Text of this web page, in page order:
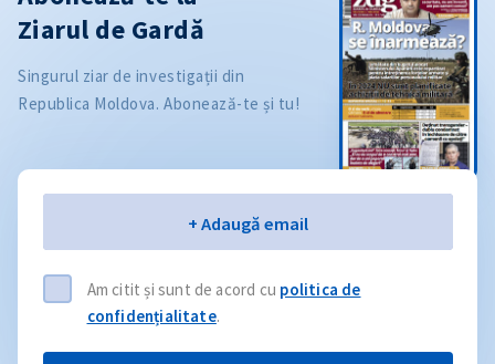
Ziarul de Gardă
Singurul ziar de investigații din
Republica Moldova. Abonează-te și tu!
+ Adaugă email
Am citit și sunt de acord cu politica de
confidențialitate.